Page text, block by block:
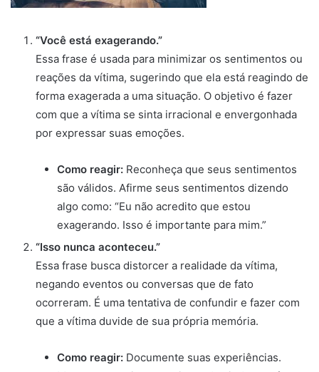
“Você está exagerando.”
Essa frase é usada para minimizar os sentimentos ou
reações da vítima, sugerindo que ela está reagindo de
forma exagerada a uma situação. O objetivo é fazer
com que a vítima se sinta irracional e envergonhada
por expressar suas emoções.
Como reagir: Reconheça que seus sentimentos
são válidos. Afirme seus sentimentos dizendo
algo como: “Eu não acredito que estou
exagerando. Isso é importante para mim.”
“Isso nunca aconteceu.”
Essa frase busca distorcer a realidade da vítima,
negando eventos ou conversas que de fato
ocorreram. É uma tentativa de confundir e fazer com
que a vítima duvide de sua própria memória.
Como reagir: Documente suas experiências.